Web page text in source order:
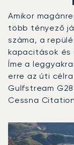
Amikor
több tényező
száma, a
kapacitások és
Íme a
erre az úti
Gulfstream
Cessna Citation
Repülőgép
Sebesség (km/